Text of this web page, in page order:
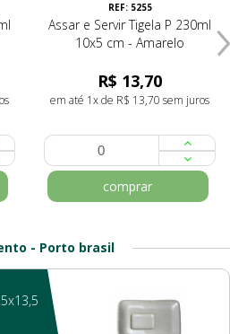
REF: 5255
Assar e Servir Tigela P 230ml
10x5 cm - Amarelo
R$ 13,70
em até 1x de R$ 13,70 sem juros
comprar
- Porto brasil